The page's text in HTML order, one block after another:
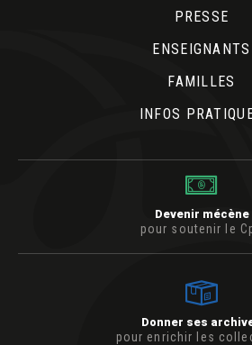
PRESSE
ENSEIGNANTS
FAMILLES
INFOS
Devenir mécène
pour soutenir le
Donner ses
pour enrichir les